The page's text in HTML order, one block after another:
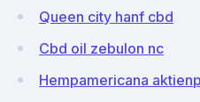
Queen city hanf cbd
Cbd oil zebulon nc
Hempamericana